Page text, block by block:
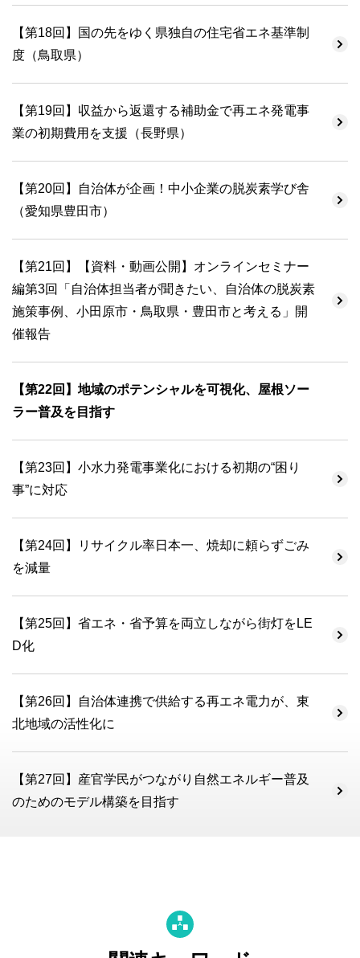
【第18回】国の先をゆく県独自の住宅省エネ基準制
度（鳥取県）
【第19回】収益から返還する補助金で再エネ発電事
業の初期費用を支援（長野県）
【第20回】自治体が企画！中小企業の脱炭素学び舎
（愛知県豊田市）
【第21回】【資料・動画公開】オンラインセミナー
編第3回「自治体担当者が聞きたい、自治体の脱炭素
施策事例、小田原市・鳥取県・豊田市と考える」開
催報告
【第22回】地域のポテンシャルを可視化、屋根ソー
ラー普及を目指す
【第23回】小水力発電事業化における初期の“困り
事”に対応
【第24回】リサイクル率日本一、焼却に頼らずごみ
を減量
【第25回】省エネ・省予算を両立しながら街灯をLE
D化
【第26回】自治体連携で供給する再エネ電力が、東
北地域の活性化に
【第27回】産官学民がつながり自然エネルギー普及
のためのモデル構築を目指す